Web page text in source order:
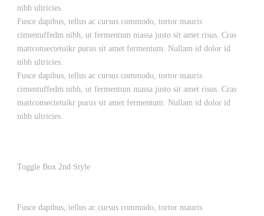
nibh ultricies.
Fusce dapibus, tellus ac cursus commodo, tortor mauris
cimentuffedm nibh, ut fermentum massa justo sit amet risus. Cras
mattconsectetuikr purus sit amet fermentum. Nullam id dolor id
nibh ultricies.
Fusce dapibus, tellus ac cursus commodo, tortor mauris
cimentuffedm nibh, ut fermentum massa justo sit amet risus. Cras
mattconsectetuikr purus sit amet fermentum. Nullam id dolor id
nibh ultricies.
Toggle Box 2nd Style
Fusce dapibus, tellus ac cursus commodo, tortor mauris